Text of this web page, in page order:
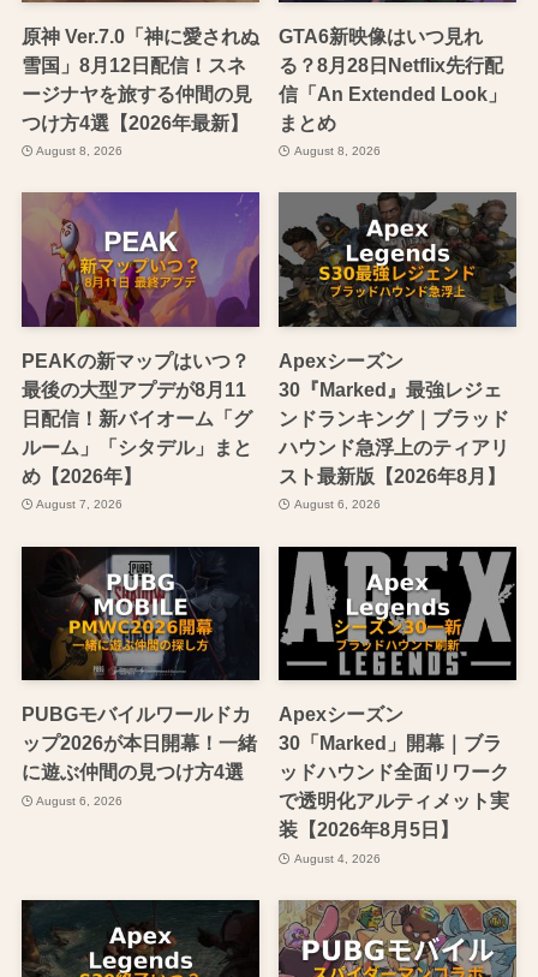
原神 Ver.7.0「神に愛されぬ
雪国」8月12日配信！スネ
ージナヤを旅する仲間の見
つけ方4選【2026年最新】
August 8, 2026
GTA6新映像はいつ見れ
る？8月28日Netflix先行配
信「An Extended Look」
まとめ
August 8, 2026
PEAKの新マップはいつ？
最後の大型アプデが8月11
日配信！新バイオーム「グ
ルーム」「シタデル」まと
め【2026年】
August 7, 2026
Apexシーズン
30『Marked』最強レジェ
ンドランキング｜ブラッド
ハウンド急浮上のティアリ
スト最新版【2026年8月】
August 6, 2026
PUBGモバイルワールドカ
ップ2026が本日開幕！一緒
に遊ぶ仲間の見つけ方4選
August 6, 2026
Apexシーズン
30「Marked」開幕｜ブラ
ッドハウンド全面リワーク
で透明化アルティメット実
装【2026年8月5日】
August 4, 2026